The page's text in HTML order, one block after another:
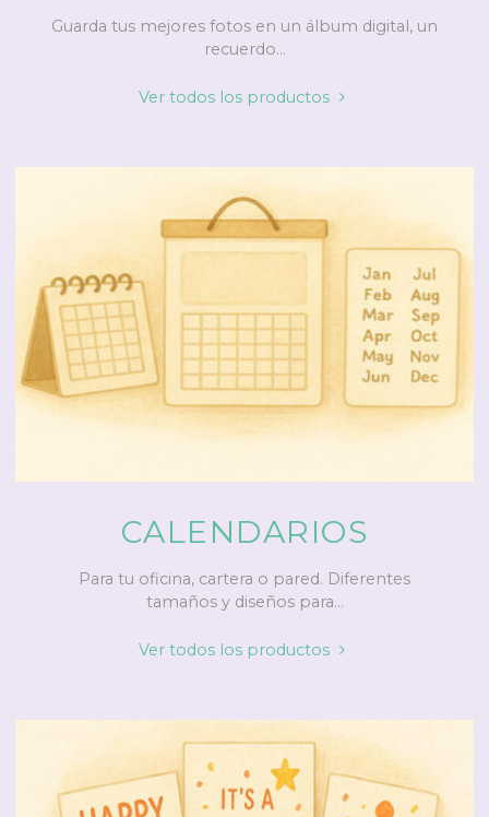
Guarda tus mejores fotos en un álbum digital, un
recuerdo...
Ver todos los productos "Fotolibros"
CALENDARIOS
Para tu oficina, cartera o pared. Diferentes
tamaños y diseños para...
Ver todos los productos "Calendarios"